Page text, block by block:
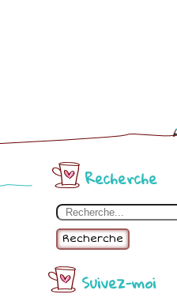
Recherche
Recherche
Suivez-moi